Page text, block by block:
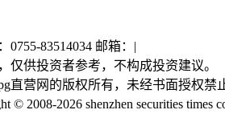
83514034 邮箱： |
仅供投资者参考，不构成投资建议。
直营网的版权所有，未经书面授权禁
2008-2026 shenzhen securities times